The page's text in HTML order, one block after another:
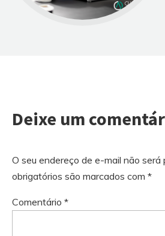
Deixe um
O seu endereço de e-mail não será
obrigatórios são marcados com *
Comentário *